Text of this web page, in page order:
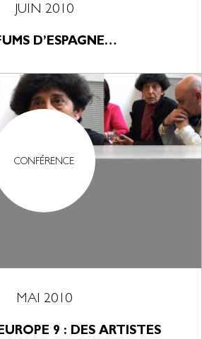
JUIN 2010
D’ESPAGNE…
CONFÉRENCE
MAI 2010
9 : DES ARTISTES